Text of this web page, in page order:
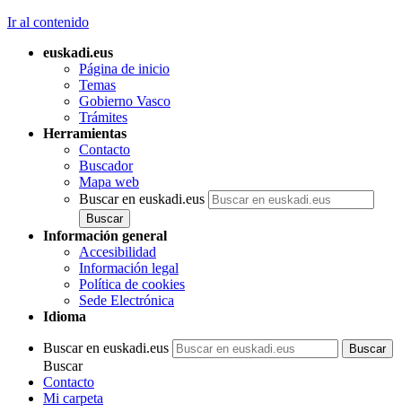
Ir al contenido
euskadi.eus
Página de inicio
Temas
Gobierno Vasco
Trámites
Herramientas
Contacto
Buscador
Mapa web
Buscar en euskadi.eus
Información general
Accesibilidad
Información legal
Política de cookies
Sede Electrónica
Idioma
Buscar en euskadi.eus
Buscar
Contacto
Mi carpeta